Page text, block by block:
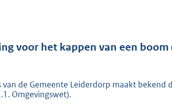
d
r
o
voor het kappen van een boom
de Gemeente Leiderdorp maakt bekend
Omgevingswet).